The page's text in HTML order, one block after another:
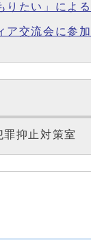
たい」によ
交流会に参加
罪抑止対策室